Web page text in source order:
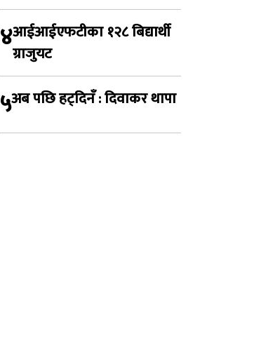
४आईआईएफटीका १२८ बिद्यार्थी
ग्राजुयट
५अब पछि हट्दिनँ : दिवाकर थापा